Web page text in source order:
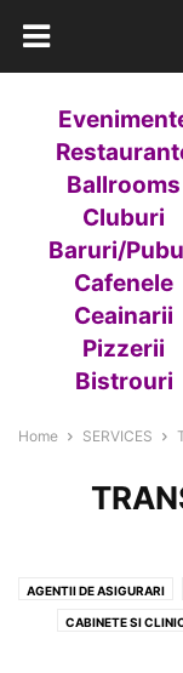
Ballrooms
Cluburi
Baruri/
Cafenele
Ceainarii
Pizzerii
Bistrouri
Home SERVICES
AGENTII DE ASIGURARI
CABINETE SI